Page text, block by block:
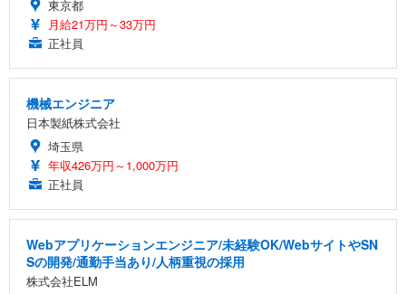
東京都
月給21万円～33万円
正社員
機械エンジニア
日本製紙株式会社
埼玉県
年収426万円～1,000万円
正社員
Webアプリケーションエンジニア/未経験OK/WebサイトやSN
Sの開発/通勤手当あり/人柄重視の採用
株式会社ELM